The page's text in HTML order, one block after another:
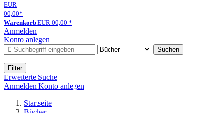
EUR
00,00*
Warenkorb EUR 00,00 *
Anmelden
Konto anlegen
Suchen
Filter
Erweiterte Suche
Anmelden Konto anlegen
Startseite